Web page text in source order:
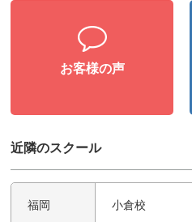
お客様の声
近隣のスクール
福岡 小倉校